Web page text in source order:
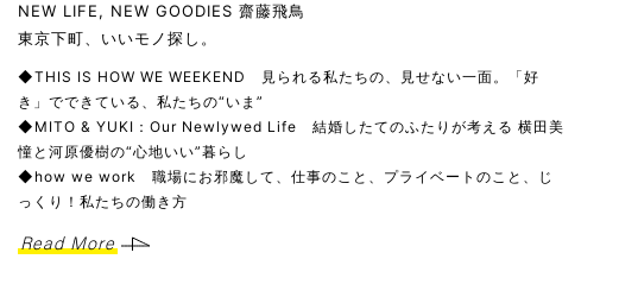
NEW LIFE, NEW GOODIES 齋藤飛鳥
東京下町、いいモノ探し。
◆THIS IS HOW WE WEEKEND 見られる私たちの、見せない一面。「好
き」でできている、私たちの“いま”
◆MITO & YUKI：Our Newlywed Life 結婚したてのふたりが考える 横田美
憧と河原優樹の“心地いい”暮らし
◆how we work 職場にお邪魔して、仕事のこと、プライベートのこと、じ
っくり！私たちの働き方
Read More